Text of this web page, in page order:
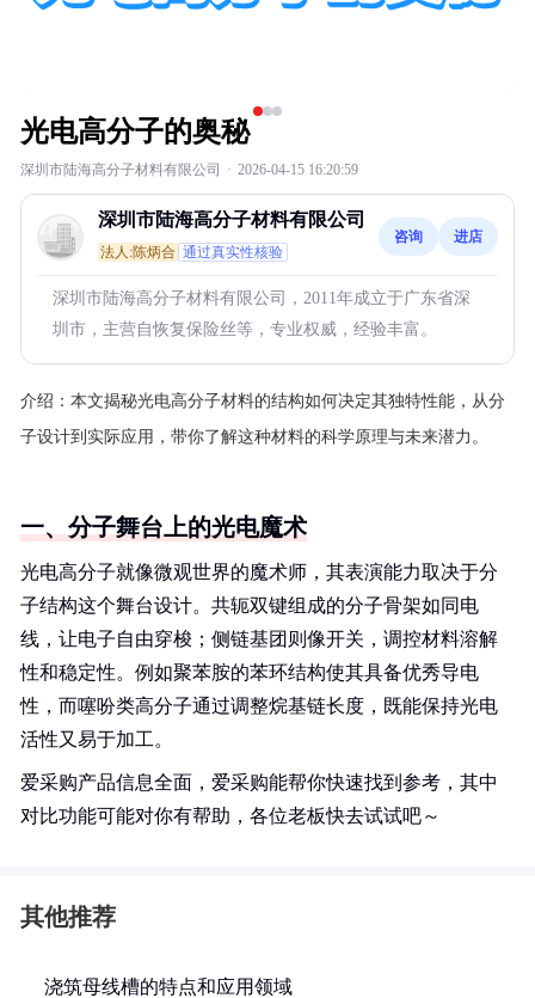
光电高分子的奥秘
深圳市陆海高分子材料有限公司 · 2026-04-15 16:20:59
深圳市陆海高分子材料有限公司
法人:陈炳合 通过真实性核验
咨询 进店
深圳市陆海高分子材料有限公司，2011年成立于广东省深
圳市，主营自恢复保险丝等，专业权威，经验丰富。
介绍： 本文揭秘光电高分子材料的结构如何决定其独特性能，从分
子设计到实际应用，带你了解这种材料的科学原理与未来潜力。
一、分子舞台上的光电魔术
光电高分子就像微观世界的魔术师，其表演能力取决于分
子结构这个舞台设计。共轭双键组成的分子骨架如同电
线，让电子自由穿梭；侧链基团则像开关，调控材料溶解
性和稳定性。例如聚苯胺的苯环结构使其具备优秀导电
性，而噻吩类高分子通过调整烷基链长度，既能保持光电
活性又易于加工。
爱采购产品信息全面，爱采购能帮你快速找到参考，其中
对比功能可能对你有帮助，各位老板快去试试吧～
其他推荐
浇筑母线槽的特点和应用领域